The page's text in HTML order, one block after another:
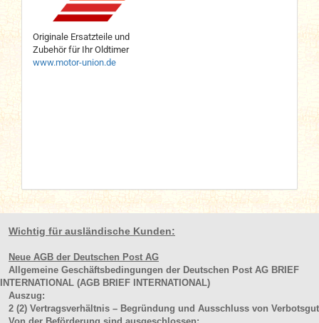
Originale Ersatzteile und
Zubehör für Ihr Oldtimer
www.motor-union.de
Wichtig für ausländische Kunden:
Neue AGB der Deutschen Post AG
Allgemeine Geschäftsbedingungen der Deutschen Post AG BRIEF
INTERNATIONAL (AGB BRIEF INTERNATIONAL)
Auszug:
2 (2) Vertragsverhältnis – Begründung und Ausschluss von Verbotsgut